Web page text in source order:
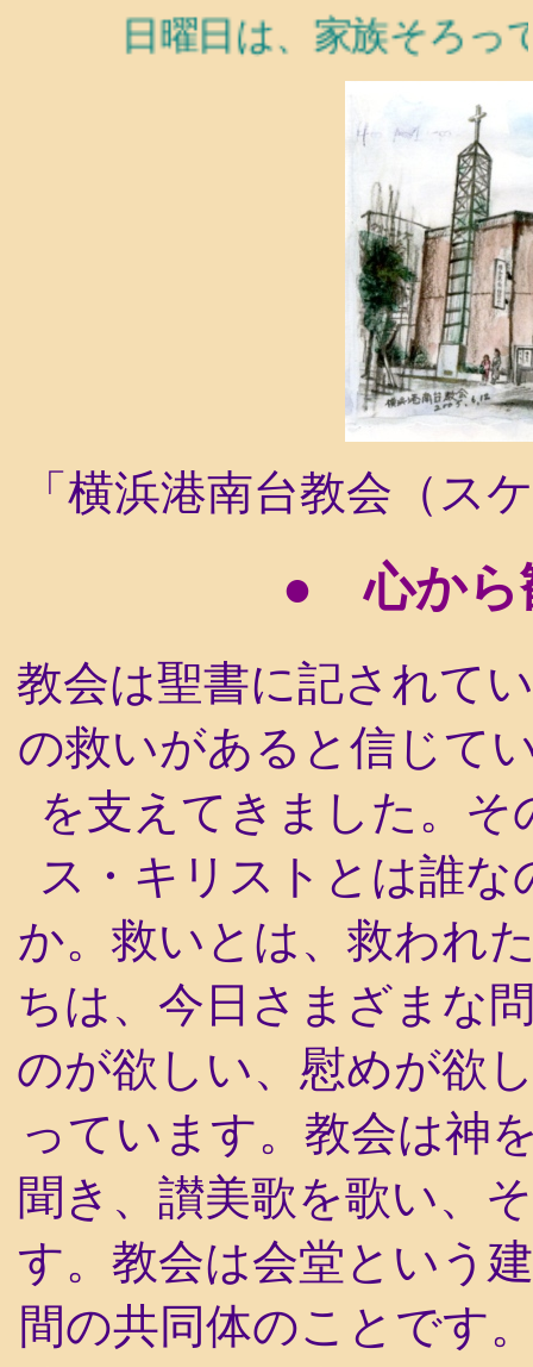
日曜日は、家族そろって
「横浜港南台教会（ス
● 心から
教会は聖書に記されて
の救いがあると信じて
を支えてきました。
ス・キリストとは誰
か。救いとは、救われ
ちは、今日さまざまな
のが欲しい、慰めが欲
っています。教会は神
聞き、讃美歌を歌い、
す。教会は会堂という
間の共同体のことです